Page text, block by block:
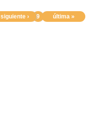
7 8 9 10 11
siguiente › última »